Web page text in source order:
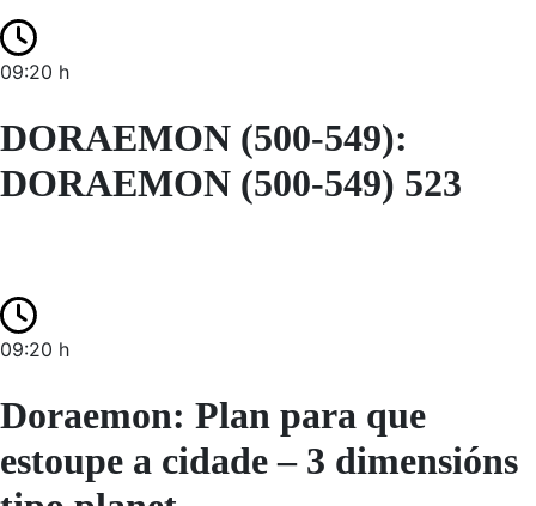
09:20 h
DORAEMON (500-549):
DORAEMON (500-549) 523
09:20 h
Doraemon: Plan para que
estoupe a cidade – 3 dimensións